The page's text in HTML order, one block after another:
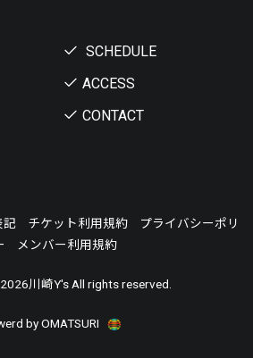
SCHEDULE
ACCESS
CONTACT
記 チケット利用規約
プライバシーポリ
メンバー利用規約
2026川崎Y's All rights reserved.
by OMATSURI